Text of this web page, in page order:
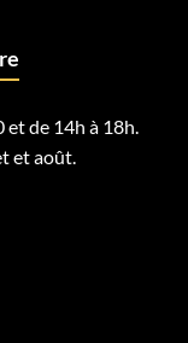
de 14h à 18h.
et août.